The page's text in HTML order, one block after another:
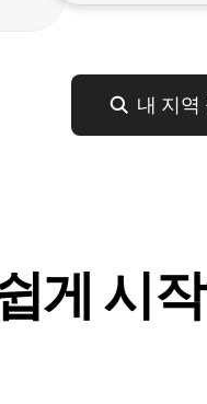
내 지역
게 시